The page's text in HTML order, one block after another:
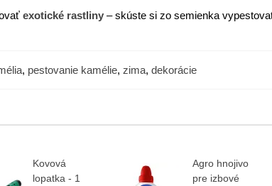
exotické rastliny – skúste si zo semienka
, pestovanie kamélie, zima, dekorácie
Kovová
lopatka - 1
Agro hnojivo
pre izbové